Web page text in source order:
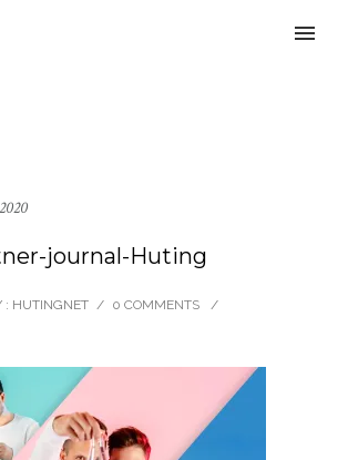
journal-Huting
: HUTINGNET / 0 COMMENTS
/